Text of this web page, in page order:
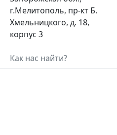
г.Мелитополь, пр-кт Б.
Хмельницкого, д. 18,
корпус 3
Как нас найти?